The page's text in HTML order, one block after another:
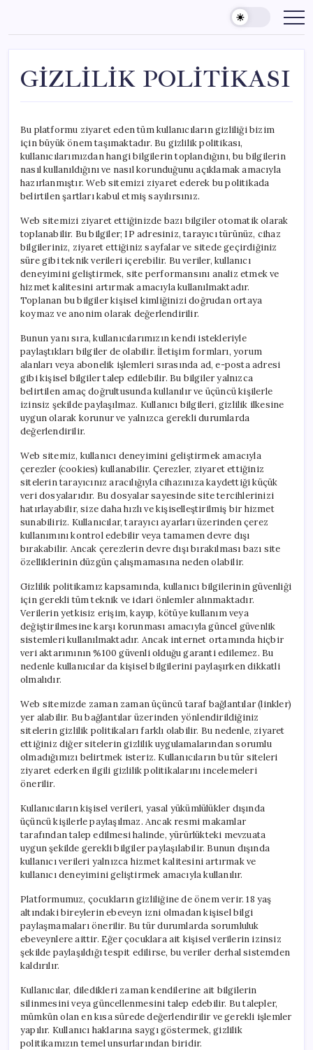
content
GİZLİLİK POLİTİKASI
Bu platformu ziyaret eden tüm kullanıcıların gizliliği bizim
için büyük önem taşımaktadır. Bu gizlilik politikası,
kullanıcılarımızdan hangi bilgilerin toplandığını, bu bilgilerin
nasıl kullanıldığını ve nasıl korunduğunu açıklamak amacıyla
hazırlanmıştır. Web sitemizi ziyaret ederek bu politikada
belirtilen şartları kabul etmiş sayılırsınız.
Web sitemizi ziyaret ettiğinizde bazı bilgiler otomatik olarak
toplanabilir. Bu bilgiler; IP adresiniz, tarayıcı türünüz, cihaz
bilgileriniz, ziyaret ettiğiniz sayfalar ve sitede geçirdiğiniz
süre gibi teknik verileri içerebilir. Bu veriler, kullanıcı
deneyimini geliştirmek, site performansını analiz etmek ve
hizmet kalitesini artırmak amacıyla kullanılmaktadır.
Toplanan bu bilgiler kişisel kimliğinizi doğrudan ortaya
koymaz ve anonim olarak değerlendirilir.
Bunun yanı sıra, kullanıcılarımızın kendi istekleriyle
paylaştıkları bilgiler de olabilir. İletişim formları, yorum
alanları veya abonelik işlemleri sırasında ad, e-posta adresi
gibi kişisel bilgiler talep edilebilir. Bu bilgiler yalnızca
belirtilen amaç doğrultusunda kullanılır ve üçüncü kişilerle
izinsiz şekilde paylaşılmaz. Kullanıcı bilgileri, gizlilik ilkesine
uygun olarak korunur ve yalnızca gerekli durumlarda
değerlendirilir.
Web sitemiz, kullanıcı deneyimini geliştirmek amacıyla
çerezler (cookies) kullanabilir. Çerezler, ziyaret ettiğiniz
sitelerin tarayıcınız aracılığıyla cihazınıza kaydettiği küçük
veri dosyalarıdır. Bu dosyalar sayesinde site tercihlerinizi
hatırlayabilir, size daha hızlı ve kişiselleştirilmiş bir hizmet
sunabiliriz. Kullanıcılar, tarayıcı ayarları üzerinden çerez
kullanımını kontrol edebilir veya tamamen devre dışı
bırakabilir. Ancak çerezlerin devre dışı bırakılması bazı site
özelliklerinin düzgün çalışmamasına neden olabilir.
Gizlilik politikamız kapsamında, kullanıcı bilgilerinin güvenliği
için gerekli tüm teknik ve idari önlemler alınmaktadır.
Verilerin yetkisiz erişim, kayıp, kötüye kullanım veya
değiştirilmesine karşı korunması amacıyla güncel güvenlik
sistemleri kullanılmaktadır. Ancak internet ortamında hiçbir
veri aktarımının %100 güvenli olduğu garanti edilemez. Bu
nedenle kullanıcılar da kişisel bilgilerini paylaşırken dikkatli
olmalıdır.
Web sitemizde zaman zaman üçüncü taraf bağlantılar (linkler)
yer alabilir. Bu bağlantılar üzerinden yönlendirildiğiniz
sitelerin gizlilik politikaları farklı olabilir. Bu nedenle, ziyaret
ettiğiniz diğer sitelerin gizlilik uygulamalarından sorumlu
olmadığımızı belirtmek isteriz. Kullanıcıların bu tür siteleri
ziyaret ederken ilgili gizlilik politikalarını incelemeleri
önerilir.
Kullanıcıların kişisel verileri, yasal yükümlülükler dışında
üçüncü kişilerle paylaşılmaz. Ancak resmi makamlar
tarafından talep edilmesi halinde, yürürlükteki mevzuata
uygun şekilde gerekli bilgiler paylaşılabilir. Bunun dışında
kullanıcı verileri yalnızca hizmet kalitesini artırmak ve
kullanıcı deneyimini geliştirmek amacıyla kullanılır.
Platformumuz, çocukların gizliliğine de önem verir. 18 yaş
altındaki bireylerin ebeveyn izni olmadan kişisel bilgi
paylaşmamaları önerilir. Bu tür durumlarda sorumluluk
ebeveynlere aittir. Eğer çocuklara ait kişisel verilerin izinsiz
şekilde paylaşıldığı tespit edilirse, bu veriler derhal sistemden
kaldırılır.
Kullanıcılar, diledikleri zaman kendilerine ait bilgilerin
silinmesini veya güncellenmesini talep edebilir. Bu talepler,
mümkün olan en kısa sürede değerlendirilir ve gerekli işlemler
yapılır. Kullanıcı haklarına saygı göstermek, gizlilik
politikamızın temel unsurlarından biridir.